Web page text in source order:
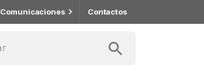
Comunicaciones Contactos